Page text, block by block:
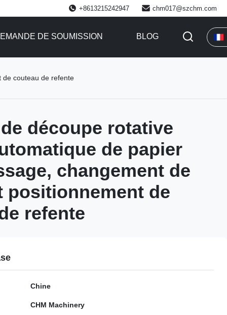
+8613215242947 chm017@szchm.com
DE SOUMISSION BLOG
de couteau de refente
découpe rotative
de papier
changement de
positionnement de
refente
Chine
CHM Machinery